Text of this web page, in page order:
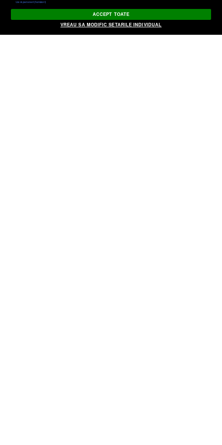
Capul plecat sabia nu-l taie, dar nici nu
creşte nimic pe el!
Listă parteneri (furnizori)
ACCEPT TOATE
VREAU SA MODIFIC SETARILE INDIVIDUAL